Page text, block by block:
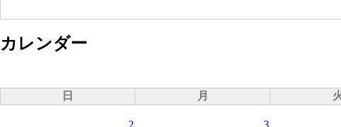
カレンダー
日 月
2
3